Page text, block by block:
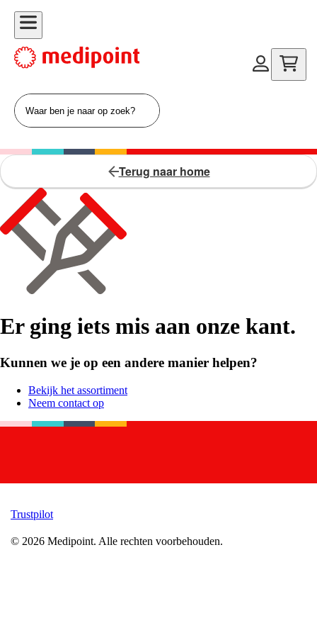
Terug naar home
Er ging iets mis aan onze kant.
Kunnen we je op een andere manier helpen?
Bekijk het assortiment
Neem contact op
Trustpilot
© 2026 Medipoint. Alle rechten voorbehouden.